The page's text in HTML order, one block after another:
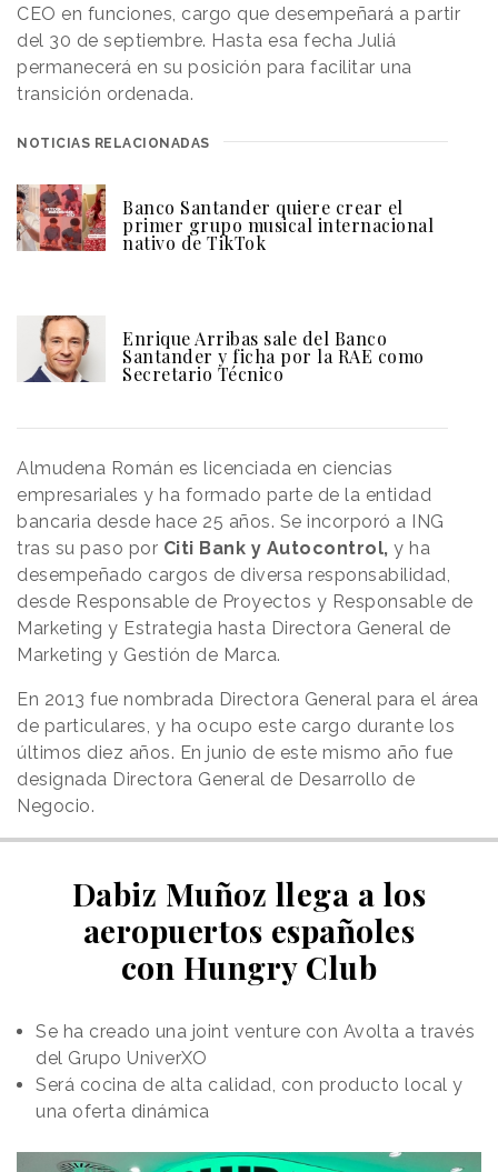
CEO en funciones, cargo que desempeñará a partir
del 30 de septiembre. Hasta esa fecha Juliá
permanecerá en su posición para facilitar una
transición ordenada.
NOTICIAS RELACIONADAS
Banco Santander quiere crear el
primer grupo musical internacional
nativo de TikTok
Enrique Arribas sale del Banco
Santander y ficha por la RAE como
Secretario Técnico
Almudena Román es licenciada en ciencias
empresariales y ha formado parte de la entidad
bancaria desde hace 25 años. Se incorporó a ING
tras su paso por Citi Bank y Autocontrol, y ha
desempeñado cargos de diversa responsabilidad,
desde Responsable de Proyectos y Responsable de
Marketing y Estrategia hasta Directora General de
Marketing y Gestión de Marca.
En 2013 fue nombrada Directora General para el área
de particulares, y ha ocupo este cargo durante los
últimos diez años. En junio de este mismo año fue
designada Directora General de Desarrollo de
Negocio.
Dabiz Muñoz llega a los
aeropuertos españoles
con Hungry Club
Se ha creado una joint venture con Avolta a través
del Grupo UniverXO
Será cocina de alta calidad, con producto local y
una oferta dinámica